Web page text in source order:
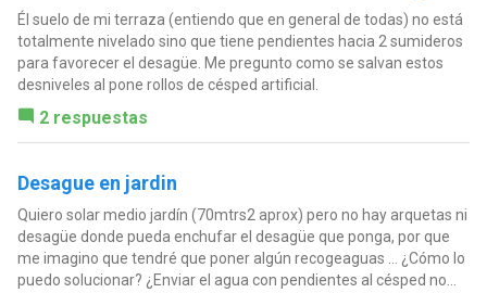
Él suelo de mi terraza (entiendo que en general de todas) no está
totalmente nivelado sino que tiene pendientes hacia 2 sumideros
para favorecer el desagüe. Me pregunto como se salvan estos
desniveles al pone rollos de césped artificial.
2 respuestas
Desague en jardin
Quiero solar medio jardín (70mtrs2 aprox) pero no hay arquetas ni
desagüe donde pueda enchufar el desagüe que ponga, por que
me imagino que tendré que poner algún recogeaguas ... ¿Cómo lo
puedo solucionar? ¿Enviar el agua con pendientes al césped no...